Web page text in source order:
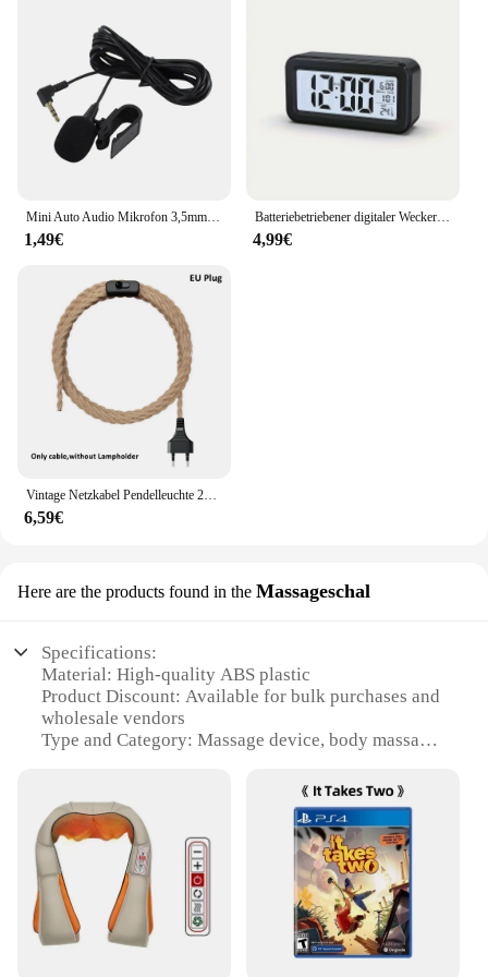
1,49€
Batteriebetriebener digitaler Wecker, Temperatur, Datum, mit Hintergrundbeleuchtung, Schlummer-Tischuhr, 12/24 Stunden, stumm, elektronische LCD-Uhr am Bett
4,99€
6,59€
Here are the products found in the Massageschal
Specifications:
Material: High-quality ABS plastic
Product Discount: Available for bulk purchases and
wholesale vendors
Type and Category: Massage device, body massager
Usage and Purpose: Relaxation, stress relief, and
muscle recovery
Typical Adaptive Scenario: Home, office, or travel
use
Shape or Size or Weight or Quantity: Compact and
lightweight, easy to carry
Performance and Property: Adjustable intensity and
speed settings
Parts and Accessories: Comes with a variety of